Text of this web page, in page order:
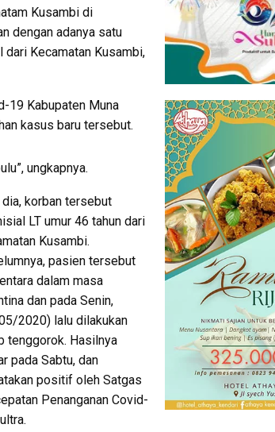
Kusambi di
dengan adanya satu
Kecamatan Kusambi,
19 Kabupaten Muna
kasus baru tersebut.
ungkapnya.
dia, korban tersebut
LT umur 46 tahun dari
Kusambi.
pasien tersebut
dalam masa
dan pada Senin,
2020) lalu dilakukan
tenggorok. Hasilnya
pada Sabtu, dan
positif oleh Satgas
Penanganan Covid-